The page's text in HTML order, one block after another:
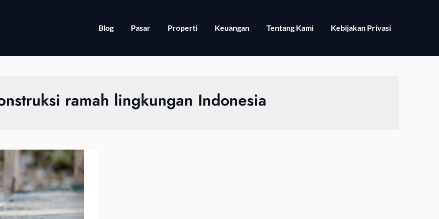
Blog Pasar Properti Keuangan Tentang Kami Kebijakan Privasi
ramah lingkungan Indonesia